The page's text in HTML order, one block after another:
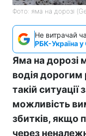
Фото: яма на дорозі
Не витрачай
РБК-Україна у
Яма на дорозі
водія
такій
можливість
збитків, якщо
через